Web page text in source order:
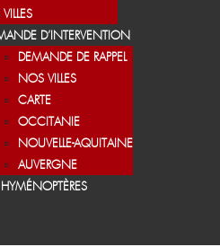
D’INTERVENTION
DEMANDE DE RAPPEL
NOS VILLES
CARTE
OCCITANIE
NOUVELLE-AQUITAINE
AUVERGNE
HYMÉNOPTÈRES